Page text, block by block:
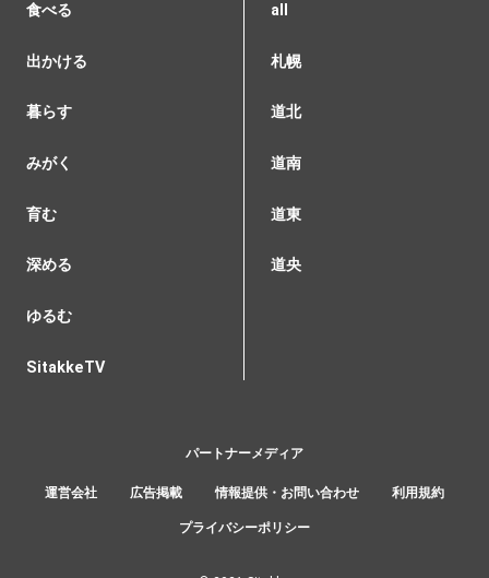
食べる
出かける
暮らす
みがく
育む
深める
ゆるむ
SitakkeTV
all
札幌
道北
道南
道東
道央
運営会社 広告掲載 情報提供・お問い合わせ 利用規約
プライバシーポリシー
パートナーメディア